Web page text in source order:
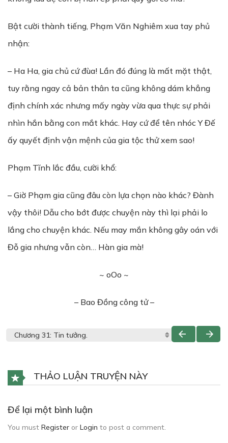
Bật cười thành tiếng, Phạm Văn Nghiêm xua tay phủ
nhận:
– Ha Ha, gia chủ cứ đùa! Lần đó đúng là mất mặt thật,
tuy rằng ngay cả bản thân ta cũng không dám khẳng
định chính xác nhưng mấy ngày vừa qua thực sự phải
nhìn hắn bằng con mắt khác. Hay cứ để tên nhóc Y Đế
ấy quyết định vận mệnh của gia tộc thử xem sao!
Phạm Tĩnh lắc đầu, cười khổ:
– Giờ Phạm gia cũng đâu còn lựa chọn nào khác? Đành
vậy thôi! Dẫu cho bớt được chuyện này thì lại phải lo
lắng cho chuyện khác. Nếu may mắn không gây oán với
Đỗ gia nhưng vẫn còn… Hàn gia mà!
~ oOo ~
– Bao Đồng công tử –
THẢO LUẬN TRUYỆN NÀY
Để lại một bình luận
You must Register or Login to post a comment.